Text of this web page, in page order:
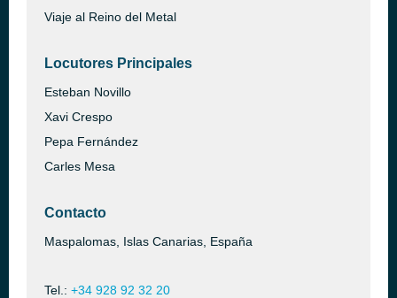
Viaje al Reino del Metal
Locutores Principales
Esteban Novillo
Xavi Crespo
Pepa Fernández
Carles Mesa
Contacto
Maspalomas, Islas Canarias, España
Tel.: +34 928 92 32 20